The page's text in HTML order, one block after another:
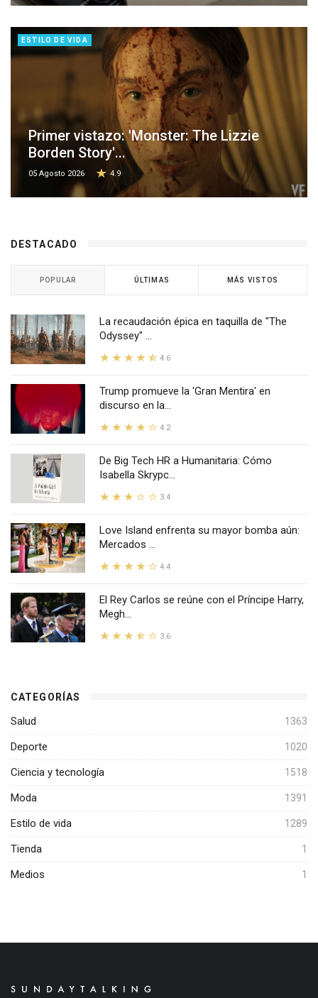
ESTILO DE VIDA
Primer vistazo: 'Monster: The Lizzie
Borden Story'...
05 Agosto 2026 4.9
DESTACADO
POPULAR ÚLTIMAS MÁS VISTOS
La recaudación épica en taquilla de "The
Odyssey" ...
4.6
Trump promueve la 'Gran Mentira' en
discurso en la...
4.2
De Big Tech HR a Humanitaria: Cómo
Isabella Skrypc...
3.4
Love Island enfrenta su mayor bomba aún:
Mercados ...
4.4
El Rey Carlos se reúne con el Príncipe Harry,
Megh...
3.6
CATEGORÍAS
Salud 1363
Deporte 1020
Ciencia y tecnología 1518
Moda 1391
Estilo de vida 1289
Tienda 1
Medios 1